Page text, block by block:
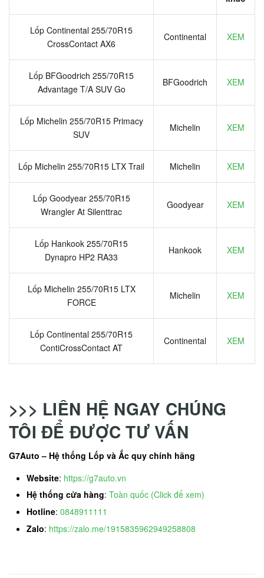
Lốp Continental 255/70R15
CrossContact AX6
Continental XEM
Lốp BFGoodrich 255/70R15
Advantage T/A SUV Go
BFGoodrich XEM
Lốp Michelin 255/70R15 Primacy
SUV
Michelin XEM
Lốp Michelin 255/70R15 LTX Trail Michelin XEM
Lốp Goodyear 255/70R15
Wrangler At Silenttrac
Goodyear XEM
Lốp Hankook 255/70R15
Dynapro HP2 RA33
Hankook XEM
Lốp Michelin 255/70R15 LTX
FORCE
Michelin XEM
Lốp Continental 255/70R15
ContiCrossContact AT
Continental XEM
>>> LIÊN HỆ NGAY CHÚNG
TÔI ĐỂ ĐƯỢC TƯ VẤN
G7Auto – Hệ thống Lốp và Ắc quy chính hãng
Website: https://g7auto.vn
Hệ thống cửa hàng: Toàn quốc (Click để xem)
Hotline: 0848911111
Zalo: https://zalo.me/1915835962949258808